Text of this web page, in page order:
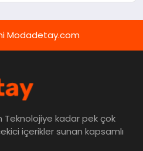
Modadetay.com
kadar pek çok
içerikler sunan kapsamlı